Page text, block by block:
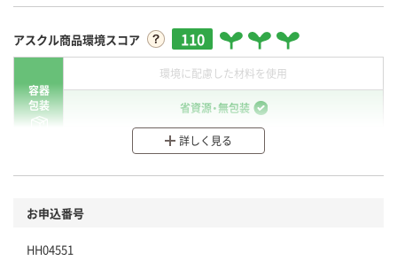
アスクル商品環境スコア 110
容器
包装
環境に配慮した材料を使用
省資源・無包装
分別・リサイクルしやすい設計
本体
詳しく見る
お申込番号
HH04551